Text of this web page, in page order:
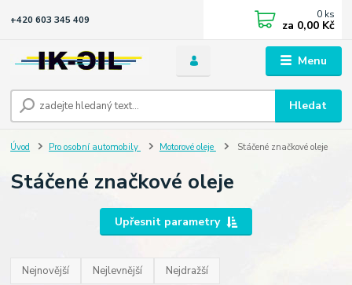
Menu
Hledat
+420 603 345 409 0 ks
za 0,00 Kč
Úvod Pro osobní automobily Motorové oleje Stáčené značkové oleje
Stáčené značkové oleje
Upřesnit parametry
Nejnovější Nejlevnější Nejdražší